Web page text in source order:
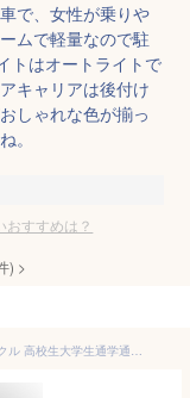
で、女性が乗りや
ムで軽量なので駐
トはオートライトで
キャリアは後付け
しゃれな色が揃っ
。
すすめは？
) >
（アバスタ）女子自転車26インチ シティーサイクル 高校生大学生通学通勤 リア6段変速ギア